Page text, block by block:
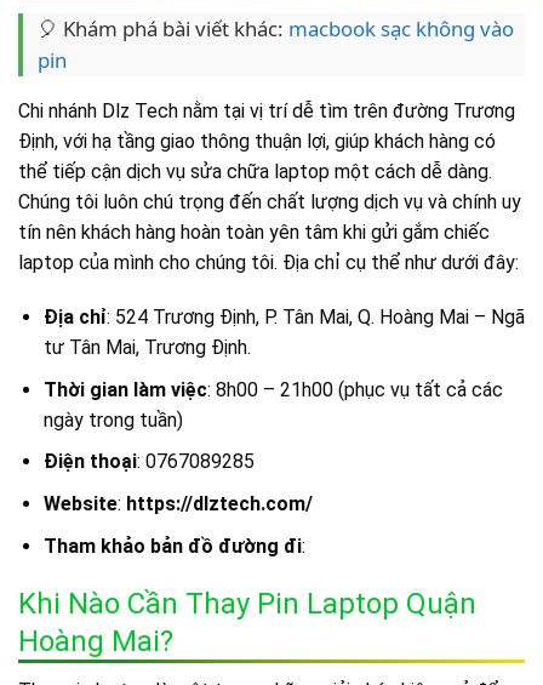
🎈 Khám phá bài viết khác: macbook sạc không vào
pin
Chi nhánh Dlz Tech nằm tại vị trí dễ tìm trên đường Trương
Định, với hạ tầng giao thông thuận lợi, giúp khách hàng có
thể tiếp cận dịch vụ sửa chữa laptop một cách dễ dàng.
Chúng tôi luôn chú trọng đến chất lượng dịch vụ và chính uy
tín nên khách hàng hoàn toàn yên tâm khi gửi gắm chiếc
laptop của mình cho chúng tôi. Địa chỉ cụ thể như dưới đây:
Địa chỉ: 524 Trương Định, P. Tân Mai, Q. Hoàng Mai – Ngã
tư Tân Mai, Trương Định.
Thời gian làm việc: 8h00 – 21h00 (phục vụ tất cả các
ngày trong tuần)
Điện thoại: 0767089285
Website: https://dlztech.com/
Tham khảo bản đồ đường đi:
Khi Nào Cần Thay Pin Laptop Quận
Hoàng Mai?